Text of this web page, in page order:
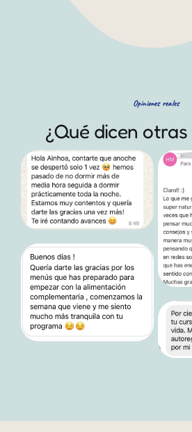
Opiniones reales
¿Qué dicen